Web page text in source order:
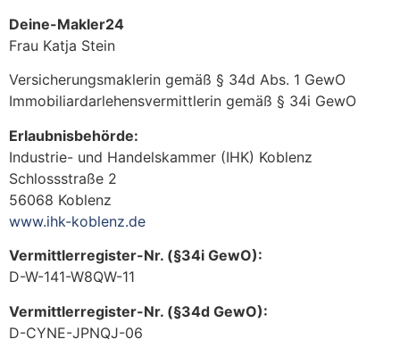
Deine-Makler24
Frau Katja Stein
Versicherungsmaklerin gemäß § 34d Abs. 1 GewO
Immobiliardarlehensvermittlerin gemäß § 34i GewO
Erlaubnisbehörde:
Industrie- und Handelskammer (IHK) Koblenz
Schlossstraße 2
56068 Koblenz
www.ihk-koblenz.de
Vermittlerregister-Nr. (§34i GewO):
D-W-141-W8QW-11
Vermittlerregister-Nr. (§34d GewO):
D-CYNE-JPNQJ-06